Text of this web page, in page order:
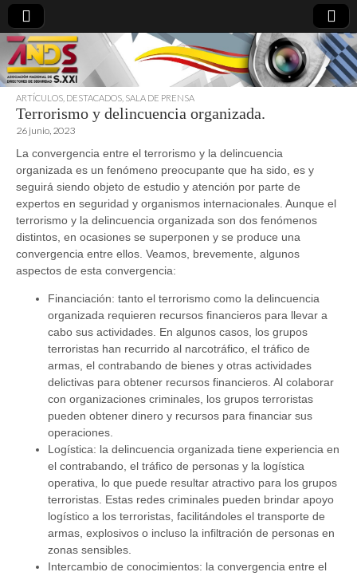
directoresdeseguridad.es
ARTÍCULOS DESTACADOS SALA DE PRENSA
Terrorismo y delincuencia organizada.
26 junio, 2023
La convergencia entre el terrorismo y la delincuencia
organizada es un fenómeno preocupante que ha sido, es y
seguirá siendo objeto de estudio y atención por parte de
expertos en seguridad y organismos internacionales. Aunque el
terrorismo y la delincuencia organizada son dos fenómenos
distintos, en ocasiones se superponen y se produce una
convergencia entre ellos. Veamos, brevemente, algunos
aspectos de esta convergencia:
Financiación: tanto el terrorismo como la delincuencia
organizada requieren recursos financieros para llevar a
cabo sus actividades. En algunos casos, los grupos
terroristas han recurrido al narcotráfico, el tráfico de
armas, el contrabando de bienes y otras actividades
delictivas para obtener recursos financieros. Al colaborar
con organizaciones criminales, los grupos terroristas
pueden obtener dinero y recursos para financiar sus
operaciones.
Logística: la delincuencia organizada tiene experiencia en
el contrabando, el tráfico de personas y la logística
operativa, lo que puede resultar atractivo para los grupos
terroristas. Estas redes criminales pueden brindar apoyo
logístico a los terroristas, facilitándoles el transporte de
armas, explosivos o incluso la infiltración de personas en
zonas sensibles.
Intercambio de conocimientos: la convergencia entre el